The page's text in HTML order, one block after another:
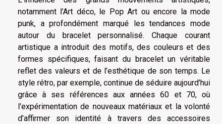
notamment l’Art déco, le Pop Art ou encore la mode
punk, a profondément marqué les tendances mode
autour du bracelet personnalisé. Chaque courant
artistique a introduit des motifs, des couleurs et des
formes spécifiques, faisant du bracelet un véritable
reflet des valeurs et de l’esthétique de son temps. Le
style rétro, par exemple, continue de séduire aujourd’hui
grâce à ses références aux années 60 et 70, où
l’expérimentation de nouveaux matériaux et la volonté
d’affirmer son identité à travers des accessoires